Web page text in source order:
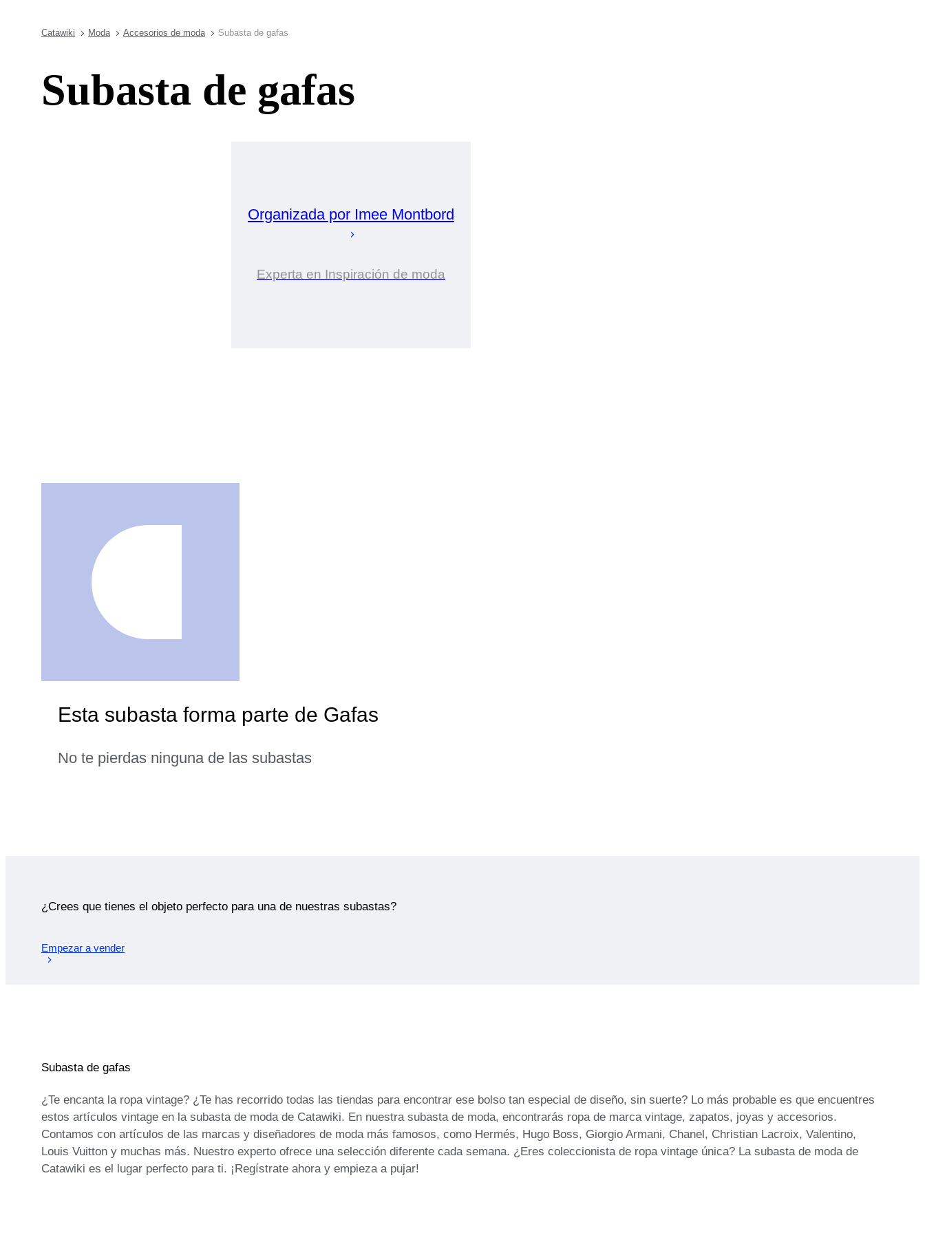
Catawiki Moda Accesorios de moda Subasta de gafas
Subasta de gafas
Organizada por Imee Montbord
Experta en Inspiración de moda
Esta subasta forma parte de Gafas
No te pierdas ninguna de las subastas
¿Crees que tienes el objeto perfecto para una de nuestras subastas?
Empezar a vender
Subasta de gafas
¿Te encanta la ropa vintage? ¿Te has recorrido todas las tiendas para encontrar ese bolso tan especial de diseño, sin suerte? Lo más probable es que encuentres
estos artículos vintage en la subasta de moda de Catawiki. En nuestra subasta de moda, encontrarás ropa de marca vintage, zapatos, joyas y accesorios.
Contamos con artículos de las marcas y diseñadores de moda más famosos, como Hermés, Hugo Boss, Giorgio Armani, Chanel, Christian Lacroix, Valentino,
Louis Vuitton y muchas más. Nuestro experto ofrece una selección diferente cada semana. ¿Eres coleccionista de ropa vintage única? La subasta de moda de
Catawiki es el lugar perfecto para ti. ¡Regístrate ahora y empieza a pujar!